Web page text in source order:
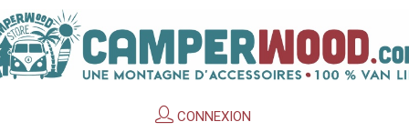
CONNEXION
Cookies management panel